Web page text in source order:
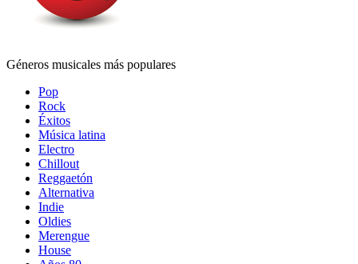
Géneros musicales más populares
Pop
Rock
Éxitos
Música latina
Electro
Chillout
Reggaetón
Alternativa
Indie
Oldies
Merengue
House